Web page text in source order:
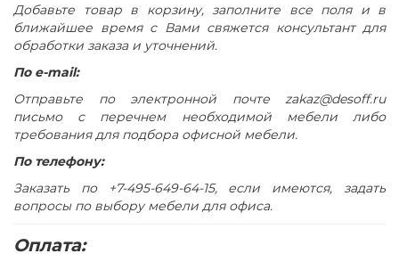
Отверстие прямоугольной формы в столешнице
закрыто заглушкой серого цвета с декоративной
Опорная тумба состоит из трех отделений, два из
которых укомплектованы регулируемой по высоте
полкой
Опорная тумба имеет 3 выдвижных ящика,
установленных на скрытые шариковые направляющие
с системой встроенного демпфирования и системой
открывания Push To Open (без ручек)
Опорная тумба укомплектована двумя дверями без
Добавьте товар в корзину, заполните все поля и в
ближайшее время с Вами свяжется консультант для
обработки заказа и уточнений.
По e-mail:
Отправьте по электронной почте zakaz@desoff.ru
письмо с перечнем необходимой мебели либо
требования для подбора офисной мебели.
По телефону:
Заказать по +7-495-649-64-15, если имеются, задать
вопросы по выбору мебели для офиса.
Оплата: